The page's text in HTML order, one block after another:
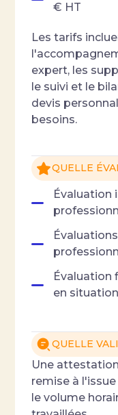
€ HT
Les tarifs
expert, les
le suivi et le
devis
besoins.
QUELLE
Évaluation
Évaluation
en
QUELLE
Une
remise à
le volume